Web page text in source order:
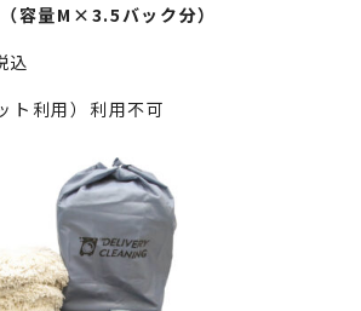
容量M×3.5バック分）
込
ト利用）利用不可